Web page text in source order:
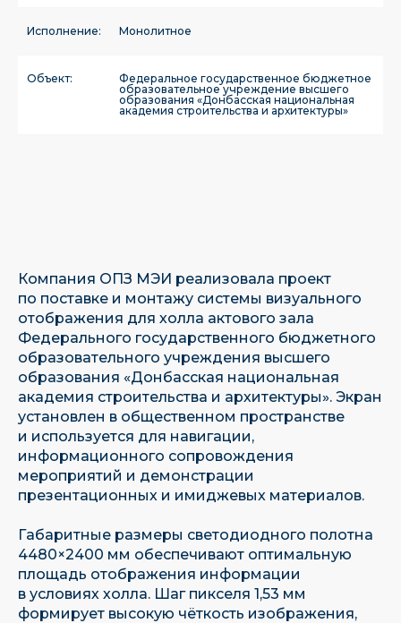
Исполнение: Монолитное
Объект:
Федеральное государственное бюджетное
образовательное учреждение высшего
образования «Донбасская национальная
академия строительства и архитектуры»
Компания ОПЗ МЭИ реализовала проект
по поставке и монтажу системы визуального
отображения для холла актового зала
Федерального государственного бюджетного
образовательного учреждения высшего
образования «Донбасская национальная
академия строительства и архитектуры». Экран
установлен в общественном пространстве
и используется для навигации,
информационного сопровождения
мероприятий и демонстрации
презентационных и имиджевых материалов.
Габаритные размеры светодиодного полотна
4480×2400 мм обеспечивают оптимальную
площадь отображения информации
в условиях холла. Шаг пикселя 1,53 мм
формирует высокую чёткость изображения,